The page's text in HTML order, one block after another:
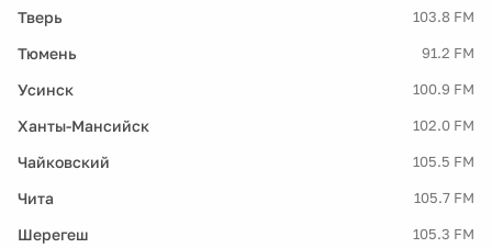
Тверь 103.8 FM
Тюмень 91.2 FM
Усинск 100.9 FM
Ханты-Мансийск 102.0 FM
Чайковский 105.5 FM
Чита 105.7 FM
Шерегеш 105.3 FM